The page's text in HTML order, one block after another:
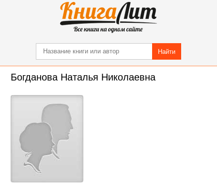
Найти
Богданова Наталья Николаевна